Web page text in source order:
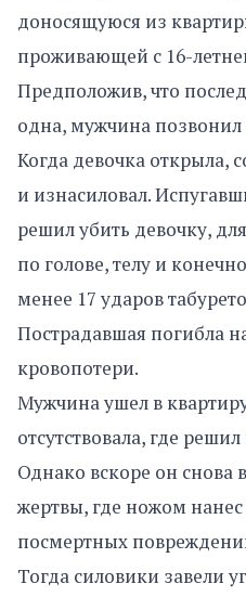
доносящуюся из
проживающей с 16-
Предположив, что
одна, мужчина позвонил
Когда девочка открыла,
и изнасиловал.
решил убить девочку,
по голове, телу и
менее 17 ударов
Пострадавшая погибла
кровопотери.
Мужчина ушел в
отсутствовала, где
Однако вскоре он снова
жертвы, где ножом
посмертных
Тогда силовики завели